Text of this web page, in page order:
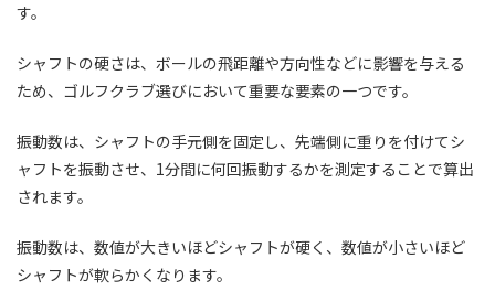
す。
シャフトの硬さは、ボールの飛距離や方向性などに影響を与える
ため、ゴルフクラブ選びにおいて重要な要素の一つです。
振動数は、シャフトの手元側を固定し、先端側に重りを付けてシ
ャフトを振動させ、1分間に何回振動するかを測定することで算出
されます。
振動数は、数値が大きいほどシャフトが硬く、数値が小さいほど
シャフトが軟らかくなります。